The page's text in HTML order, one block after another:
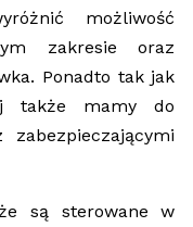
możliwość
zakresie oraz
Ponadto tak jak
także mamy do
są sterowane w